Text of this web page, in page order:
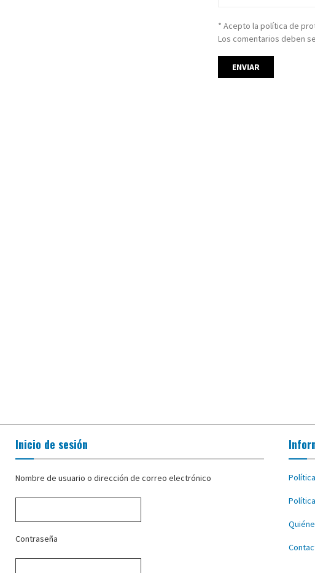
* Acepto la política de
Los comentarios deben
Inicio de sesión
Nombre de usuario o dirección de correo electrónico
Contraseña